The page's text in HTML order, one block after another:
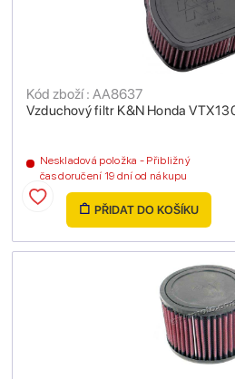
Vzduchový filtr K&N Honda
Kód zboží : AA8637
Neskladová položka - Přibližný
čas doručení 19 dní od nákupu
PŘIDAT DO KOŠÍKU